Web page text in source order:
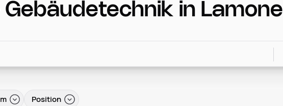
in Lamone
Position